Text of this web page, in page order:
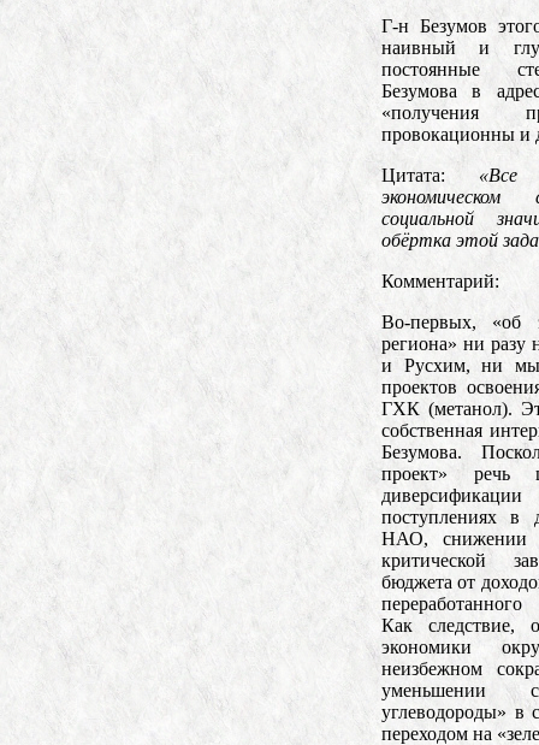
Г-н Безумов
наивный и
постоянные
Безумова в
«получения
провокационны и
Цитата: «Все
социальной
обёртка этой
Комментарий:
Во-первых, «об
региона» ни разу
и Русхим, ни
проектов
ГХК (метанол).
собственная
Безумова.
проект» речь
поступлениях в
НАО, снижении
критической
бюджета от
Как следствие,
экономики
неизбежном
уменьшении
углеводороды» в
переходом на